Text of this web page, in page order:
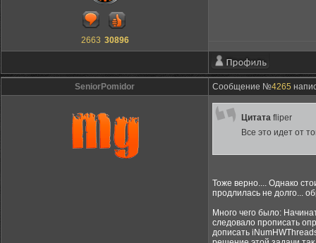
2663 30896
SeniorPomidor Сообщение №4265
Цитата fliper
Все это идет от
Тоже верно.... Однако
продлилась не долго...
Много чего было:
следовало прописать
дописать